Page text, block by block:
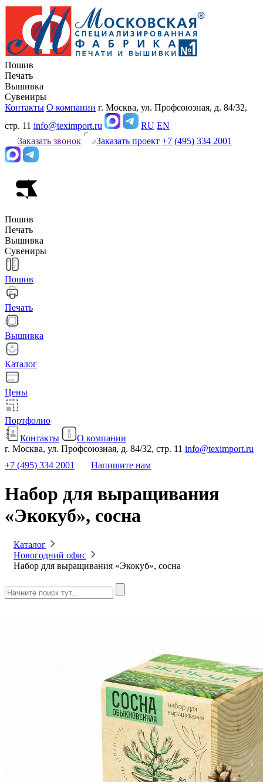
Пошив
Печать
Вышивка
Сувениры
Контакты О компании г. Москва, ул. Профсоюзная, д. 84/32,
стр. 11 info@teximport.ru RU EN
Заказать звонок
Заказать проект +7 (495) 334 2001
Пошив
Печать
Вышивка
Сувениры
Пошив
Печать
Вышивка
Каталог
Цены
Портфолио
Контакты
О компании
г. Москва, ул. Профсоюзная, д. 84/32, стр. 11 info@teximport.ru
+7 (495) 334 2001
Напишите нам
Набор для выращивания
«Экокуб», сосна
Каталог
Новогодний офис
Набор для выращивания «Экокуб», сосна